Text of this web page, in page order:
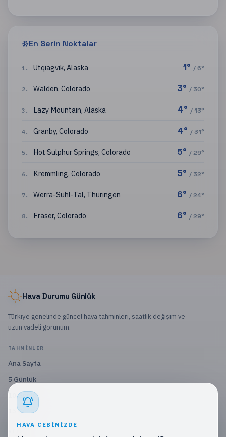
En Serin Noktalar
1. Utqiagvik, Alaska 1° /6°
2. Walden, Colorado 3° / 30°
3 . Lazy Mountain, Alaska 4° / 13°
4. Granby, Colorado 4° / 31°
5. Hot Sulphur Springs, Colorado 5° / 29°
6. Kremmling, Colorado 5° / 32°
7. Werra-Suhl-Tal, Thüringen 6° /24°
8. Fraser, Colorado 6° / 29°
Hava Durumu Günlük
Türkiye genelinde güncel hava tahminleri, saatlik değişim ve
uzun vadeli görünüm.
TAHMINLER
Ana Sayfa
5 Günlük
10 Günlük
15 Günlük
HAVA CEBINIZDE